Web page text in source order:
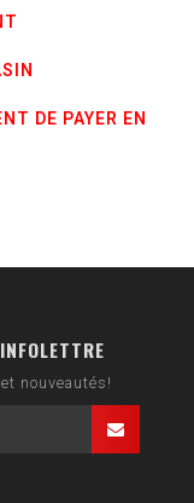
DE PAYER EN
nouveautés!